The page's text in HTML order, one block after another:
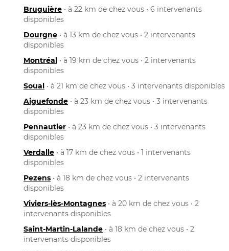
Bruguière • à 22 km de chez vous • 6 intervenants
disponibles
Dourgne • à 13 km de chez vous • 2 intervenants
disponibles
Montréal • à 19 km de chez vous • 2 intervenants
disponibles
Soual • à 21 km de chez vous • 3 intervenants disponibles
Aiguefonde • à 23 km de chez vous • 3 intervenants
disponibles
Pennautier • à 23 km de chez vous • 3 intervenants
disponibles
Verdalle • à 17 km de chez vous • 1 intervenants
disponibles
Pezens • à 18 km de chez vous • 2 intervenants
disponibles
Viviers-lès-Montagnes • à 20 km de chez vous • 2
intervenants disponibles
Saint-Martin-Lalande • à 18 km de chez vous • 2
intervenants disponibles